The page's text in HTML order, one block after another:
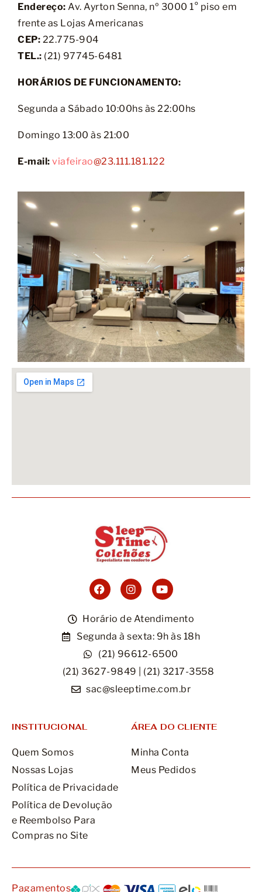
Endereço: Av. Ayrton Senna, nº 3000 1° piso em
frente as Lojas Americanas
CEP: 22.775-904
TEL.: (21) 97745-6481
HORÁRIOS DE FUNCIONAMENTO:
Segunda a Sábado 10:00hs às 22:00hs
Domingo 13:00 às 21:00
E-mail: viafeirao@23.111.181.122
Horário de Atendimento
Segunda à sexta: 9h às 18h
(21) 96612-6500
(21) 3627-9849 | (21) 3217-3558
sac@sleeptime.com.br
INSTITUCIONAL
Quem Somos
Nossas Lojas
Política de Privacidade
Política de Devolução
e Reembolso Para
Compras no Site
ÁREA DO CLIENTE
Minha Conta
Meus Pedidos
Pagamentos